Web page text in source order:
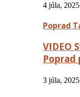
4 júla, 2025
Poprad
VIDEO
Poprad
3 júla, 2025